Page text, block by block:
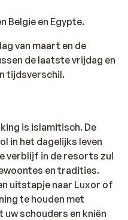
Belgie en Egypte.
van maart en de
de laatste vrijdag en
tijdsverschil.
is islamitisch. De
in het dagelijks leven
verblijf in de resorts zul
en tradities.
uitstapje naar Luxor of
te houden met
schouders en kniën